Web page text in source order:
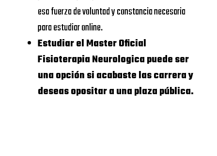
Master Oficial
Fisioterapia
Neurologica
Aquí hay un listado de
centros formativos
UNIVERSIDAD
CALORS III
UNIVERSIDAD
esa fuerza de voluntad y constancia necesaria
para estudiar online.
Estudiar el Master Oficial
Fisioterapia Neurologica puede ser
una opción si acabaste las carrera y
deseas opositar a una plaza pública.